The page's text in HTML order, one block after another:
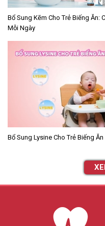
Bổ Sung Kẽm Cho Trẻ Biếng Ăn:
Mỗi Ngày
Bổ Sung Lysine Cho Trẻ Biếng